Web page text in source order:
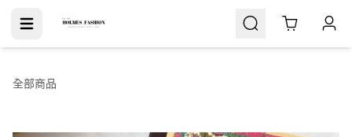
Cart
全部商品